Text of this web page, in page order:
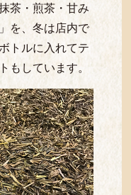
茶・煎茶・甘み
を、冬は店内で
トルに入れてテ
もしています。